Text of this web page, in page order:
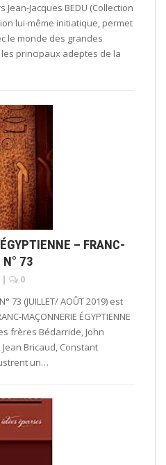
Jean-Jacques BEDU (Collection
lui-même initiatique, permet
le monde des grandes
principaux adeptes de la
– FRANC-
N° 73
|
0
73 (JUILLET/ AOÛT 2019) est
MAÇONNERIE ÉGYPTIENNE
frères Bédarride, John
Bricaud, Constant
un…